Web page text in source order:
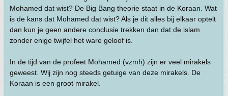
Mohamed dat wist? De Big Bang theorie staat in de Koraan. Wat
is de kans dat Mohamed dat wist? Als je dit alles bij elkaar optelt
dan kun je geen andere conclusie trekken dan dat de islam
zonder enige twijfel het ware geloof is.
In de tijd van de profeet Mohamed (vzmh) zijn er veel mirakels
geweest. Wij zijn nog steeds getuige van deze mirakels. De
Koraan is een groot mirakel.